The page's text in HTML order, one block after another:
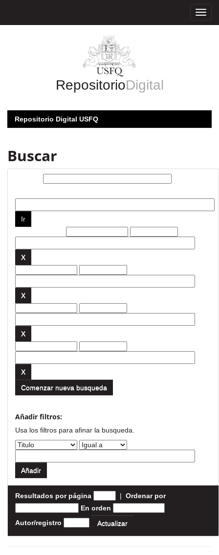
RepositorioDigital
Repositorio Digital USFQ
Buscar
Comenzar nueva busqueda
Añadir filtros:
Usa los filtros para afinar la busqueda.
Resultados por página | Ordenar por
En orden
Autor/registro